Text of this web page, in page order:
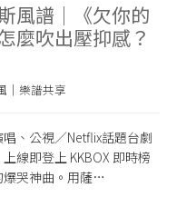
風譜｜《欠你的
麼吹出壓抑感？
｜樂譜共享
唱、公視／Netflix話題台劇
線即登上 KKBOX 即時榜
爆哭神曲。用薩…